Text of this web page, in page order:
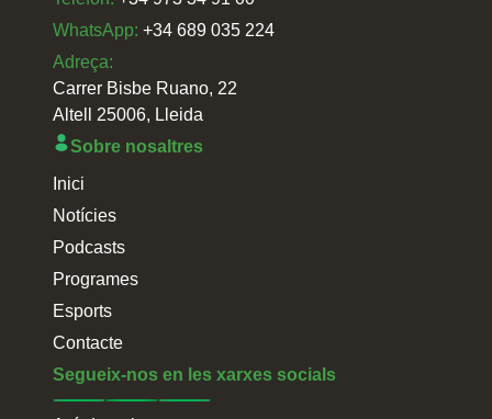
WhatsApp: +34 689 035 224
Adreça:
Carrer Bisbe Ruano, 22
Altell 25006, Lleida
Sobre nosaltres
Inici
Notícies
Podcasts
Programes
Esports
Contacte
Segueix-nos en les xarxes socials